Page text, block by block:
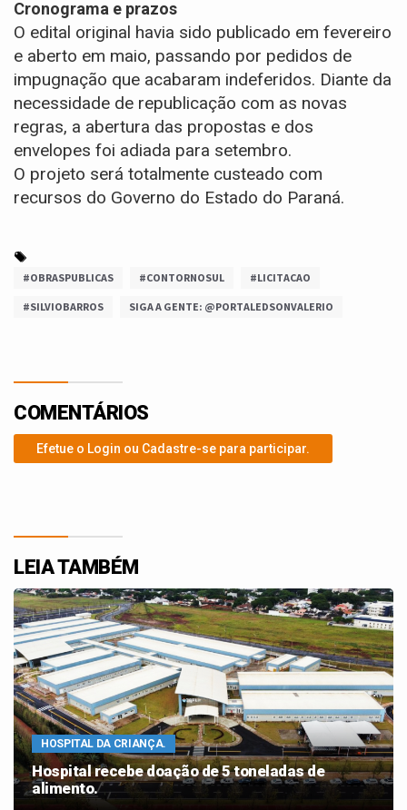
Cronograma e prazos
O edital original havia sido publicado em fevereiro
e aberto em maio, passando por pedidos de
impugnação que acabaram indeferidos. Diante da
necessidade de republicação com as novas
regras, a abertura das propostas e dos
envelopes foi adiada para setembro.
O projeto será totalmente custeado com
recursos do Governo do Estado do Paraná.
#OBRASPUBLICAS #CONTORNOSUL #LICITACAO
#SILVIOBARROS SIGA A GENTE: @PORTALEDSONVALERIO
COMENTÁRIOS
Efetue o Login ou Cadastre-se para participar.
LEIA TAMBÉM
HOSPITAL DA CRIANÇA.
Hospital recebe doação de 5 toneladas de
alimento.